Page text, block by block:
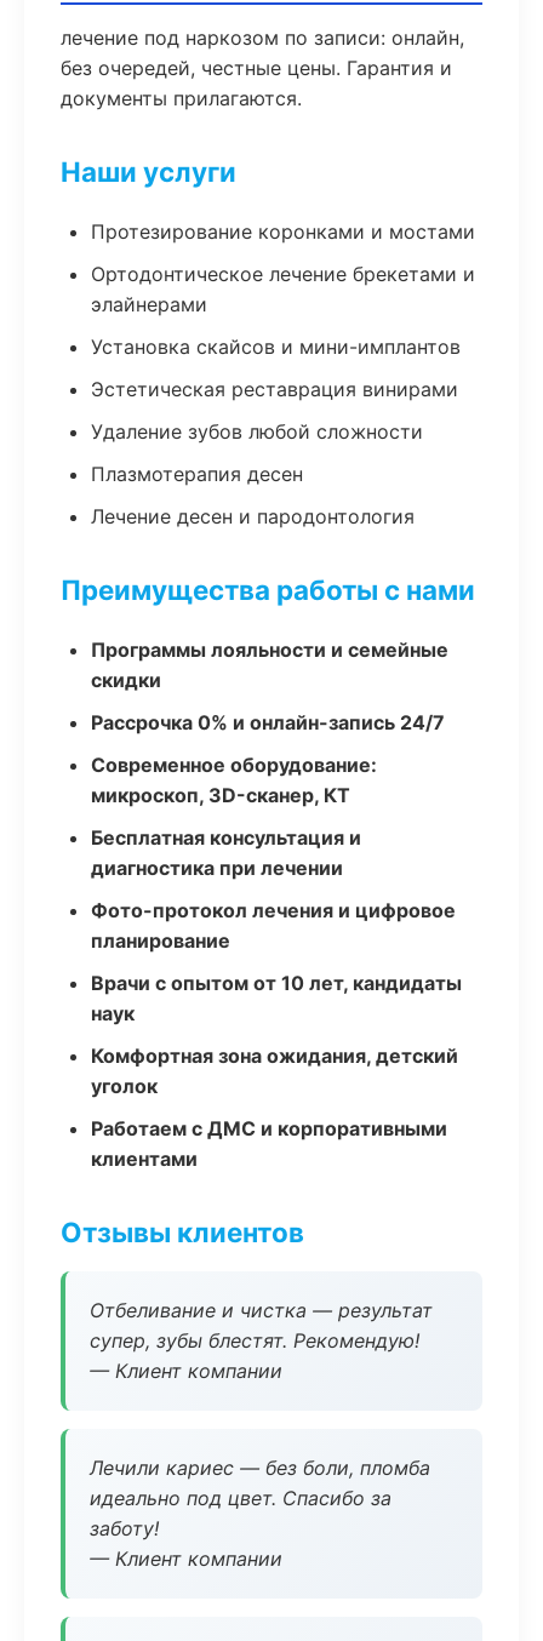
лечение под наркозом по записи: онлайн,
без очередей, честные цены. Гарантия и
документы прилагаются.
Наши услуги
Протезирование коронками и мостами
Ортодонтическое лечение брекетами и
элайнерами
Установка скайсов и мини-имплантов
Эстетическая реставрация винирами
Удаление зубов любой сложности
Плазмотерапия десен
Лечение десен и пародонтология
Преимущества работы с нами
Программы лояльности и семейные
скидки
Рассрочка 0% и онлайн-запись 24/7
Современное оборудование:
микроскоп, 3D-сканер, КТ
Бесплатная консультация и
диагностика при лечении
Фото-протокол лечения и цифровое
планирование
Врачи с опытом от 10 лет, кандидаты
наук
Комфортная зона ожидания, детский
уголок
Работаем с ДМС и корпоративными
клиентами
Отзывы клиентов
Отбеливание и чистка — результат
супер, зубы блестят. Рекомендую!
— Клиент компании
Лечили кариес — без боли, пломба
идеально под цвет. Спасибо за
заботу!
— Клиент компании